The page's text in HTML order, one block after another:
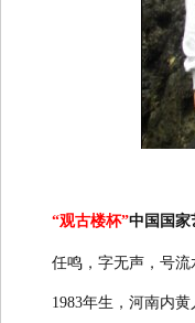
“观古楼杯”中国国
任鸣，字无声，号流
1983年生，河南内黄